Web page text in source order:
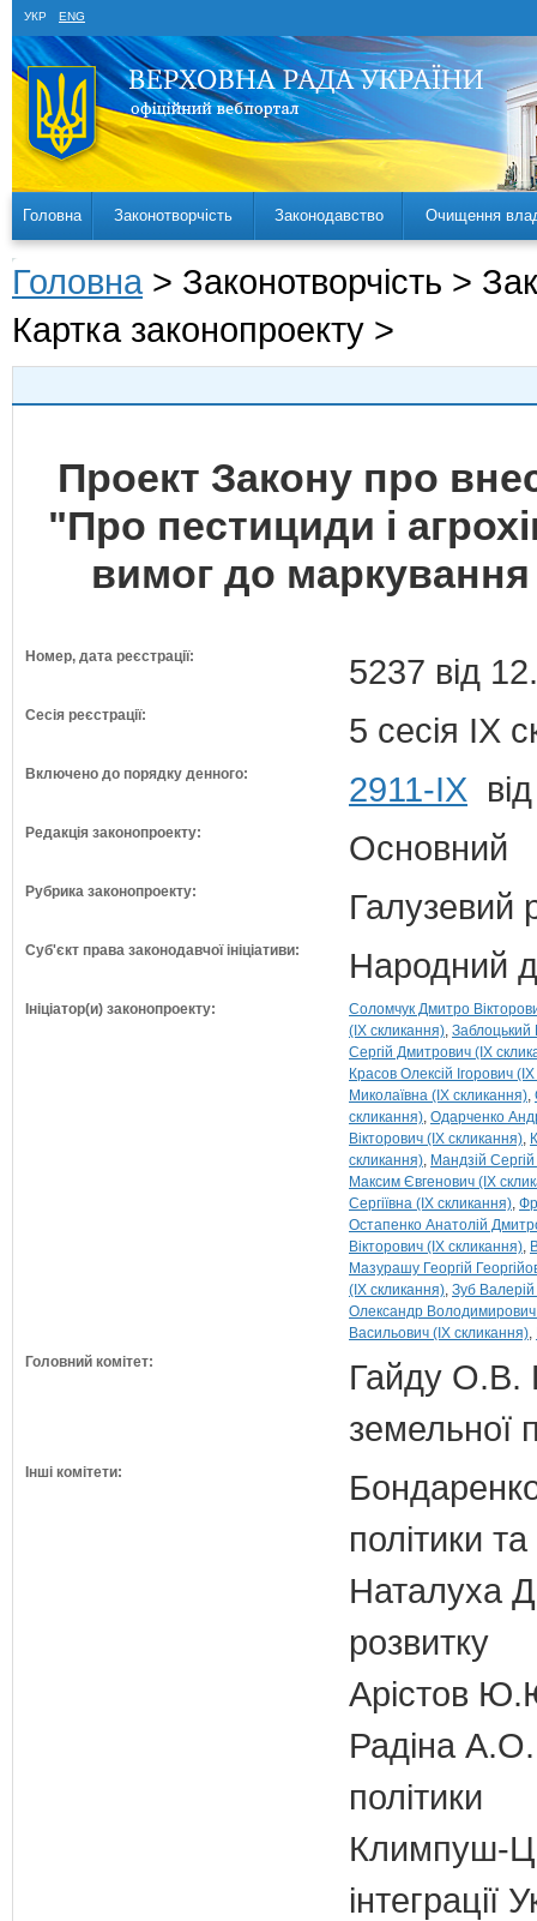
УКР ENG
Головна Законотворчість Законодавство Очищення
Головна > Законотворчість >
Картка законопроекту >
Проект Закону про
"Про пестициди і
вимог до маркування
Номер, дата реєстрації: 5237 від
Сесія реєстрації: 5 сесія IX
Включено до порядку денного: 2911-ІХ
Редакція законопроекту: Основний
Рубрика законопроекту: Галузевий
Суб'єкт права законодавчої ініціативи: Народний
Ініціатор(и) законопроекту:
Соломчук Дмитро
(IX скликання) Заблоцький
Сергій Дмитрович (IX
Красов Олексій Ігорович
Миколаївна (IX скликання)
скликання) Одарченко
Вікторович (IX скликання)
скликання) Мандзій
Максим Євгенович (IX
Сергіївна (IX скликання)
Остапенко Анатолій
Вікторович (IX скликання)
Мазурашу Георгій
(IX скликання) Зуб
Олександр Володимирович
Васильович (IX скликання)
Головний комітет:
Гайду О.В.
земельної
Інші комітети:
політики
Наталуха
розвитку
Арістов
Радіна А.О.
політики
Климпуш-